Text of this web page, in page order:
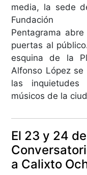
media, la sede
Fundación
Pentagrama abre
puertas al
esquina de la
Alfonso López
las
músicos de la
El 23 y 24
a Calixto